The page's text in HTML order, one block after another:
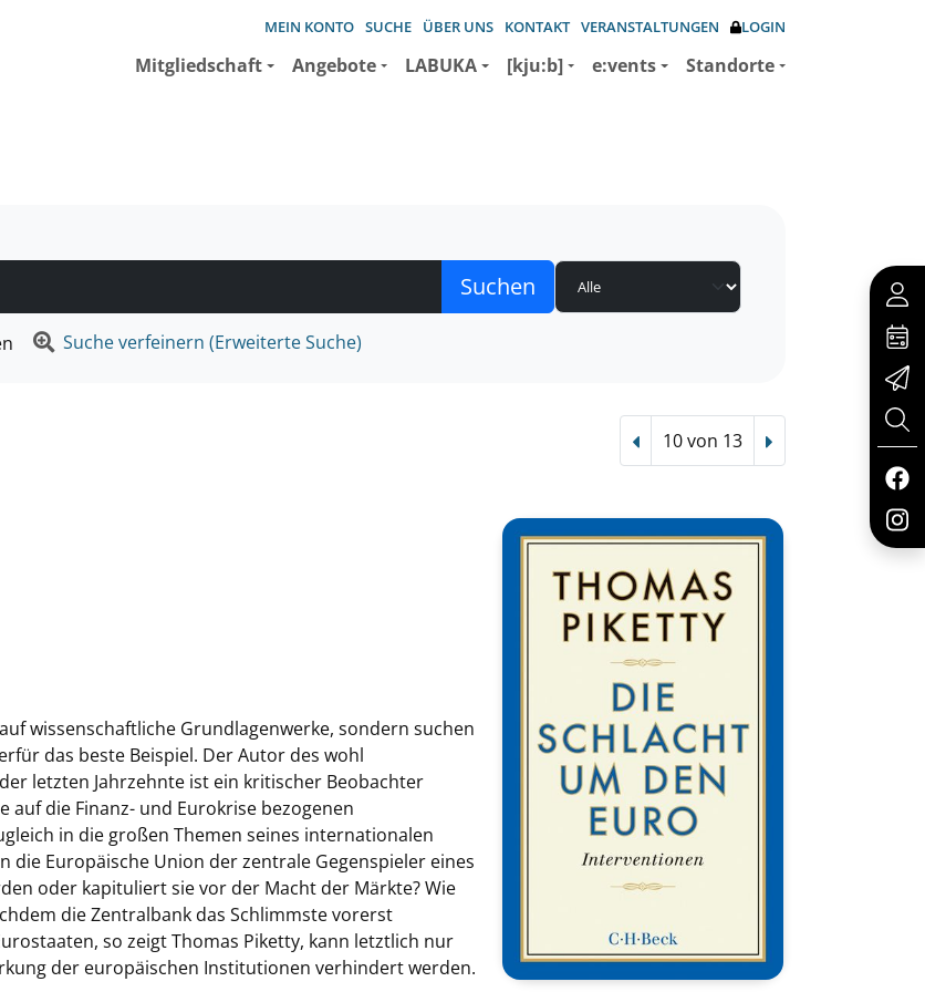
MEIN KONTO SUCHE ÜBER UNS KONTAKT VERANSTALTUNGEN LOGIN
Mitgliedschaft Angebote LABUKA [kju:b] e:vents Standorte
wollen.Suche verfeinern (Erweiterte Suche)
Vorheriger Treffer
10 von 13 Nächster Treffer
wissenschaftliche Grundlagenwerke, sondern suchen
das beste Beispiel. Der Autor des wohl
letzten Jahrzehnte ist ein kritischer Beobachter
auf die Finanz- und Eurokrise bezogenen
in die großen Themen seines internationalen
die Europäische Union der zentrale Gegenspieler eines
oder kapituliert sie vor der Macht der Märkte? Wie
die Zentralbank das Schlimmste vorerst
so zeigt Thomas Piketty, kann letztlich nur
der europäischen Institutionen verhindert werden.